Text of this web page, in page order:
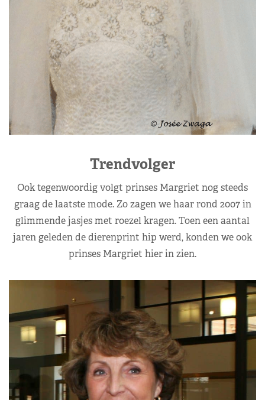
Trendvolger
Ook tegenwoordig volgt prinses Margriet nog steeds
graag de laatste mode. Zo zagen we haar rond 2007 in
glimmende jasjes met roezel kragen. Toen een aantal
jaren geleden de dierenprint hip werd, konden we ook
prinses Margriet hier in zien.